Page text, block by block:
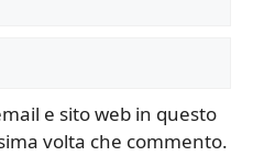
e sito web in questo
volta che commento.